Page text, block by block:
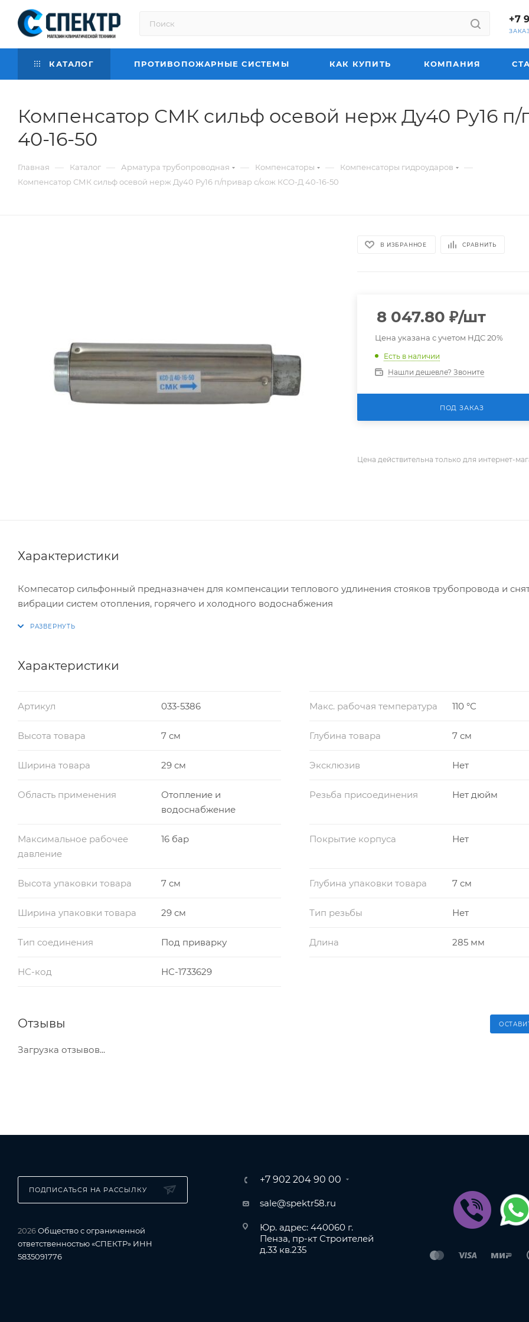
+7
КАТАЛОГ ПРОТИВОПОЖАРНЫЕ СИСТЕМЫ КАК КУПИТЬ КОМПАНИЯ
Компенсатор СМК сильф осевой нерж Ду40 Ру16
40-16-50
Главная — Каталог — Арматура трубопроводная — Компенсаторы — Компенсаторы гидроударов —
Компенсатор СМК сильф осевой нерж Ду40 Ру16 п/привар с/кож КСО-Д 40-16-50
В ИЗБРАННОЕ СРАВНИТЬ
8 047.80 ₽/шт
Цена указана с учетом НДС 20%
Есть в наличии
Нашли дешевле? Звоните
ПОД ЗАКАЗ
Цена действительна только для интернет-
Характеристики
Компесатор сильфонный предназначен для компенсации теплового удлинения стояков трубопровода и
вибрации систем отопления, горячего и холодного водоснабжения
Характеристики
Артикул 033-5386 Макс. рабочая температура 110 °С
Высота товара 7 см Глубина товара 7 см
Ширина товара 29 см Эксклюзив Нет
Область применения
Отопление и
водоснабжение
Резьба присоединения Нет дюйм
Максимальное рабочее
давление
16 бар Покрытие корпуса Нет
Высота упаковки товара 7 см Глубина упаковки товара 7 см
Ширина упаковки товара 29 см Тип резьбы Нет
Тип соединения Под приварку Длина 285 мм
НС-код НС-1733629
Отзывы
Загрузка отзывов...
ПОДПИСАТЬСЯ НА РАССЫЛКУ
2026Общество с ограниченной
ответственностью «СПЕКТР» ИНН
5835091776
+7 902 204 90 00
sale@spektr58.ru
Юр. адрес: 440060 г.
Пенза, пр-кт Строителей
д.33 кв.235